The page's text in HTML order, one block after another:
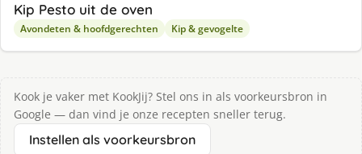
Kip Pesto uit de oven
Avondeten & hoofdgerechten Kip & gevogelte
Kook je vaker met KookJij? Stel ons in als voorkeursbron in
Google — dan vind je onze recepten sneller terug.
Instellen als voorkeursbron